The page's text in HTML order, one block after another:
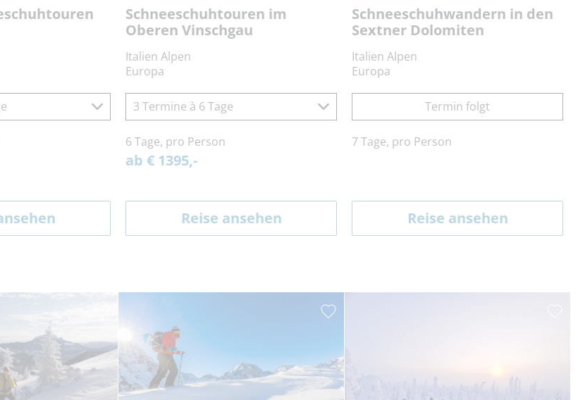
Schneeschuhtouren im
Oberen Vinschgau
Italien Alpen
Europa
3 Termine à 6 Tage
6 Tage, pro Person
ab € 1395,-
Reise ansehen
Schneeschuhwandern in den
Sextner Dolomiten
Italien Alpen
Europa
Termin folgt
7 Tage, pro Person
Reise ansehen